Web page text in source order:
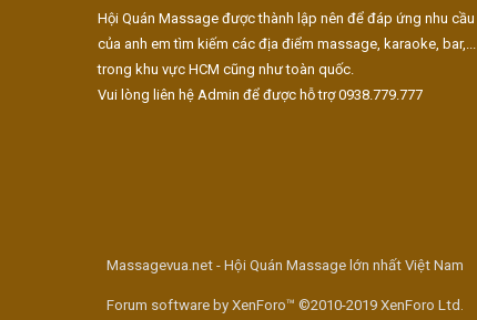
Hội Quán Massage được thành lập nên để đáp ứng nhu cầu
của anh em tìm kiếm các địa điểm massage, karaoke, bar,...
trong khu vực HCM cũng như toàn quốc.
Vui lòng liên hệ Admin để được hỗ trợ 0938.779.777
Massagevua.net - Hội Quán Massage lớn nhất Việt Nam
Forum software by XenForo™ ©2010-2019 XenForo Ltd.